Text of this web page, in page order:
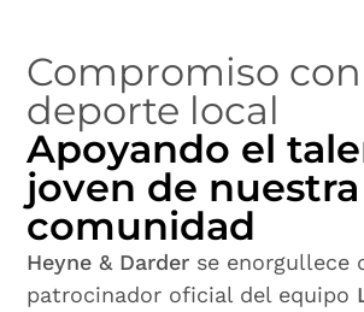
Compromiso
deporte local
Apoyando el
joven de nuestra
comunidad
Heyne & Darder se enorgullece
patrocinador oficial del equipo